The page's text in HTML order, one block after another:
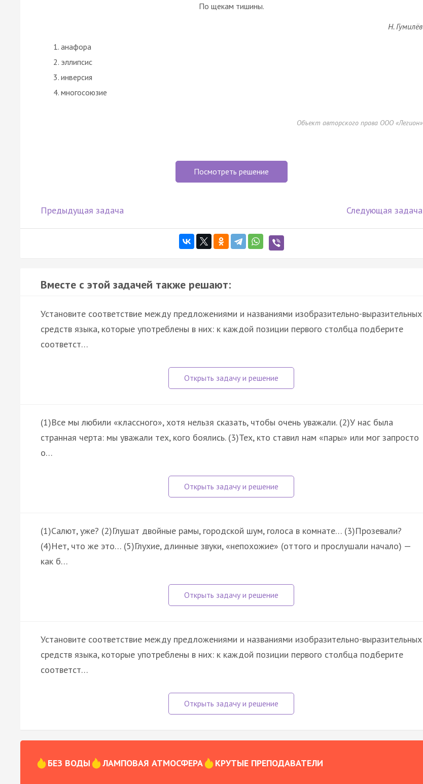
По щекам тишины.
Н. Гумилёв
анафора
эллипсис
инверсия
многосоюзие
Объект авторского права ООО «Легион»
Посмотреть решение
Предыдущая задача Следующая задача
Вместе с этой задачей также решают:
Установите соответствие между предложениями и названиями изобразительно-выразительных
средств языка, которые употреблены в них: к каждой позиции первого столбца подберите
соответст…
(1)Все мы любили «классного», хотя нельзя сказать, чтобы очень уважали. (2)У нас была
странная черта: мы уважали тех, кого боялись. (3)Тех, кто ставил нам «пары» или мог запросто
о…
(1)Салют, уже? (2)Глушат двойные рамы, городской шум, голоса в комнате… (3)Прозевали?
(4)Нет, что же это… (5)Глухие, длинные звуки, «непохожие» (оттого и прослушали начало) —
как б…
Установите соответствие между предложениями и названиями изобразительно-выразительных
средств языка, которые употреблены в них: к каждой позиции первого столбца подберите
соответст…
БЕЗ ВОДЫ ЛАМПОВАЯ АТМОСФЕРА КРУТЫЕ ПРЕПОДАВАТЕЛИ